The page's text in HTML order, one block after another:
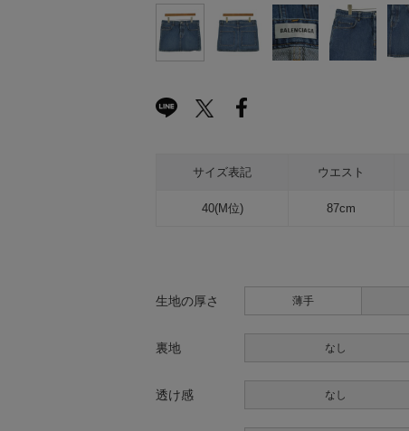
サイズ表記 ウエスト
40(M位) 87cm
生地の厚さ 薄手
裏地 なし
透け感 なし